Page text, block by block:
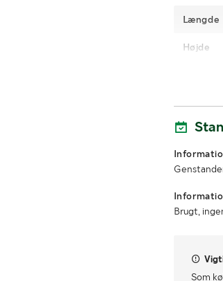
Længde
Højde
Brugt,
Som